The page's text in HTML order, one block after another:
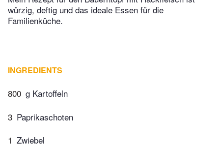
würzig, deftig und das ideale Essen für die
Familienküche.
INGREDIENTS
800 g Kartoffeln
3 Paprikaschoten
1 Zwiebel